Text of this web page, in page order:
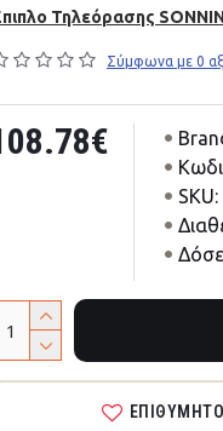
Τηλεόρασης
Σύμφωνα με 0
SKU:
ΕΠΙΘΥΜΗΤΌ